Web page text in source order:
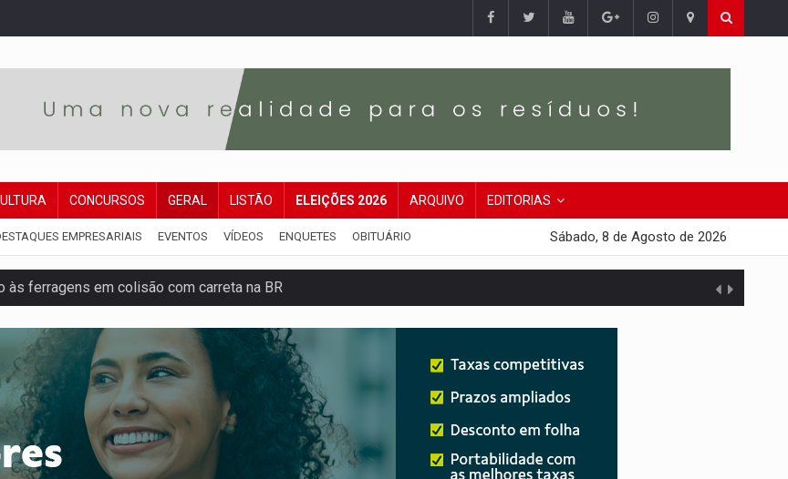
CONCURSOS GERAL LISTÃO ELEIÇÕES 2026 ARQUIVO EDITORIAS
EMPRESARIAIS EVENTOS VÍDEOS ENQUETES OBITUÁRIO Sábado, 8 de Agosto de 2026
ferragens em colisão com carreta na BR
fim de semana em Porto Velho
do CV com arma e drogas em boca de fumo
para ampliar ações voltadas a PCD's
drones durante exercício antiaéreo
CINEMAZÔNIA leva cinema amazônico a estudantes na escola